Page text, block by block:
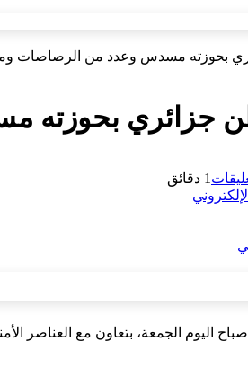
بحوزته مسدس وعدد من الرصاصات
جزائري بحوزته
1 دقائق
اليوم الجمعة، بتعاون مع العناصر